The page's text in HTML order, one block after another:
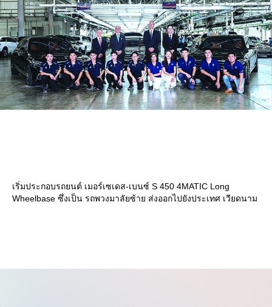
เริ่มประกอบรถยนต์ เมอร์เซเดส-เบนซ์ S 450 4MATIC Long
Wheelbase ซึ่งเป็น รถพวงมาลัยซ้าย ส่งออกไปยังประเทศ เวียดนาม